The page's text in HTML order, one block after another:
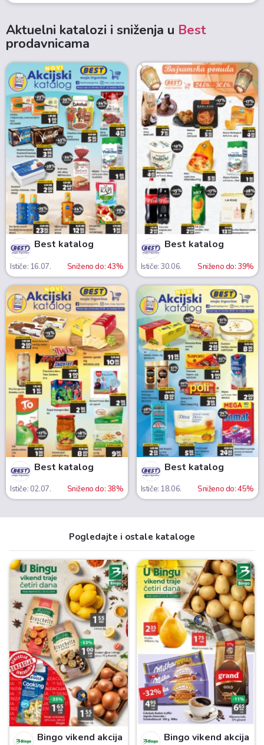
Aktuelni katalozi i sniženja u Best
prodavnicama
Best katalog
Ističe: 16.07. Sniženo do: 43%
Best katalog
Ističe: 30.06. Sniženo do: 39%
Best katalog
Ističe: 02.07. Sniženo do: 38%
Best katalog
Ističe: 18.06. Sniženo do: 45%
Pogledajte i ostale kataloge
Bingo vikend akcija Bingo vikend akcija